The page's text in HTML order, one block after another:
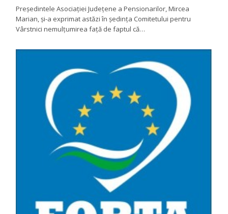
Președintele Asociației Județene a Pensionarilor, Mircea
Marian, și-a exprimat astăzi în ședința Comitetului pentru
Vârstnici nemulțumirea față de faptul că…